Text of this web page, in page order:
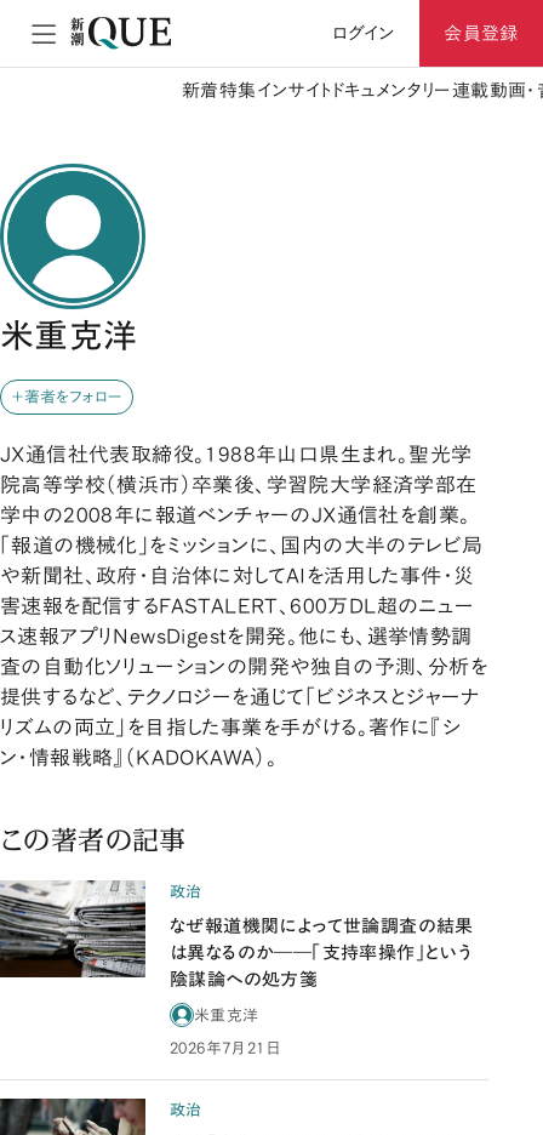
ログイン 会員登録
新着特集 インサイト ドキュメンタリー 連載動画
米重克洋
＋著者をフォロー
JX通信社代表取締役。1988年山口県生まれ。聖光学
院高等学校（横浜市）卒業後、学習院大学経済学部在
学中の2008年に報道ベンチャーのJX通信社を創業。
「報道の機械化」をミッションに、国内の大半のテレビ局
や新聞社、政府・自治体に対してAIを活用した事件・災
害速報を配信するFASTALERT、600万DL超のニュー
ス速報アプリNewsDigestを開発。他にも、選挙情勢調
査の自動化ソリューションの開発や独自の予測、分析を
提供するなど、テクノロジーを通じて「ビジネスとジャーナ
リズムの両立」を目指した事業を手がける。著作に『シ
ン・情報戦略』（KADOKAWA）。
この著者の記事
政治
なぜ報道機関によって世論調査の結果
は異なるのか――「支持率操作」という
陰謀論への処方箋
米重克洋
2026年7月21日
政治